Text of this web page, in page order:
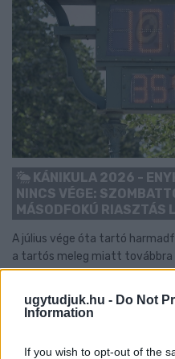
ugytudjuk.hu - Do Not
Information
If you wish to opt-out of the
KÁNIKULA 2026 -
NINCS VÉGE:
MÁSODFOKÚ RIASZTÁS
A július vége óta tartó
a tartós meleg miatt
szükség.